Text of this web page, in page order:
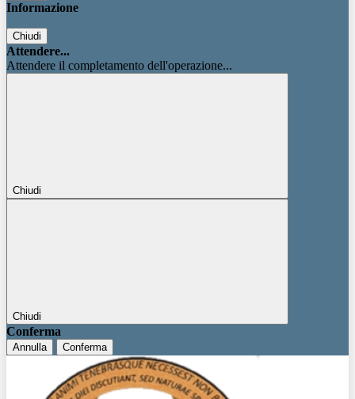
Informazione
Chiudi
Attendere...
Attendere il completamento dell'operazione...
Chiudi
Chiudi
Conferma
Annulla Conferma